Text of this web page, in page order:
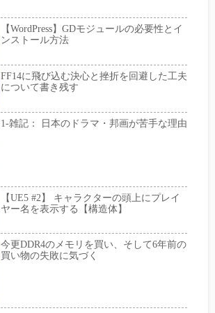
【WordPress】GDモジュールの必要性とイ
ンストール方法
FF14に飛び込む決心と挫折を回避した工夫
について書き残す
1-雑記： 日本のドラマ・邦画が苦手な理由
【UE5 #2】 キャラクターの頭上にプレイ
ヤー名を表示する【構造体】
今更DDR4のメモリを買い、そして6年前の
買い物の失敗に気づく